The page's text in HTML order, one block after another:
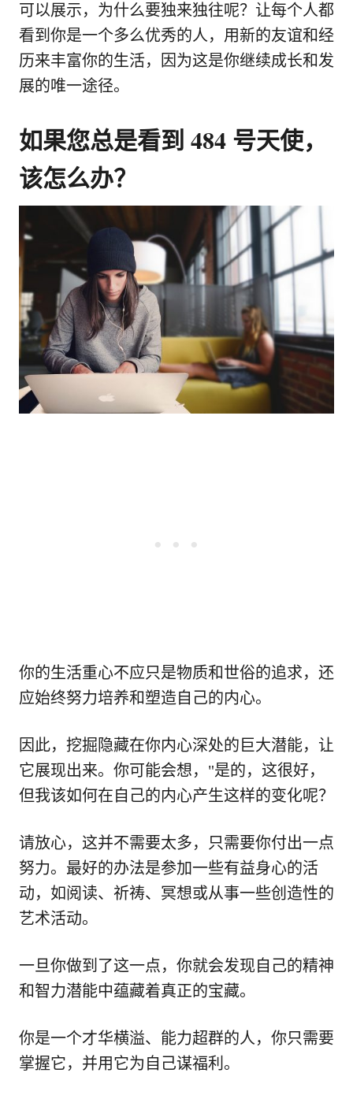
可以展示，为什么要独来独往呢？让每个人都
看到你是一个多么优秀的人，用新的友谊和经
历来丰富你的生活，因为这是你继续成长和发
展的唯一途径。
如果您总是看到 484 号天使，
该怎么办？
你的生活重心不应只是物质和世俗的追求，还
应始终努力培养和塑造自己的内心。
因此，挖掘隐藏在你内心深处的巨大潜能，让
它展现出来。你可能会想，"是的，这很好，
但我该如何在自己的内心产生这样的变化呢？
请放心，这并不需要太多，只需要你付出一点
努力。最好的办法是参加一些有益身心的活
动，如阅读、祈祷、冥想或从事一些创造性的
艺术活动。
一旦你做到了这一点，你就会发现自己的精神
和智力潜能中蕴藏着真正的宝藏。
你是一个才华横溢、能力超群的人，你只需要
掌握它，并用它为自己谋福利。